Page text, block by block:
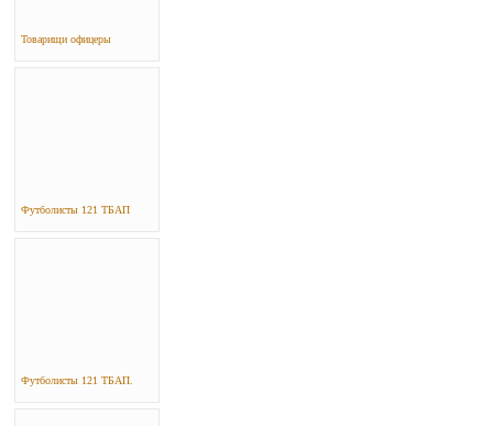
Товарищи офицеры
Футболисты 121 ТБАП
Футболисты 121 ТБАП.